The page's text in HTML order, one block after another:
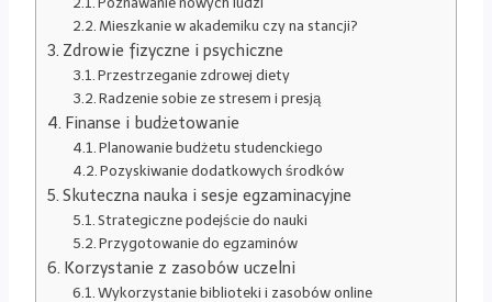
Mieszkanie w akademiku czy na stancji?
Zdrowie fizyczne i psychiczne
Przestrzeganie zdrowej diety
Radzenie sobie ze stresem i presją
Finanse i budżetowanie
Planowanie budżetu studenckiego
Pozyskiwanie dodatkowych środków
Skuteczna nauka i sesje egzaminacyjne
Strategiczne podejście do nauki
Przygotowanie do egzaminów
Korzystanie z zasobów uczelni
Wykorzystanie biblioteki i zasobów online